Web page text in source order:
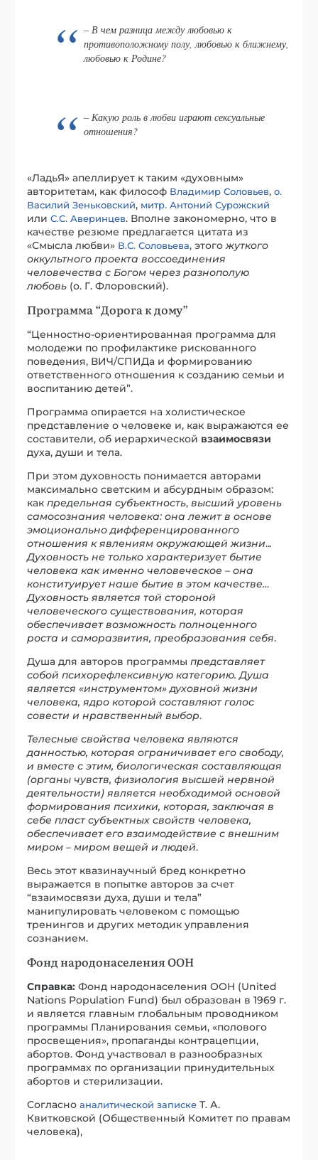
– В чем разница между любовью к
противоположному полу, любовью к ближнему,
любовью к Родине?
– Какую роль в любви играют сексуальные
отношения?
«ЛадьЯ» апеллирует к таким «духовным»
авторитетам, как философ Владимир Соловьев,о.
Василий Зеньковский, митр. Антоний Сурожский
илиС.С. Аверинцев. Вполне закономерно, что в
качестве резюме предлагается цитата из
«Смысла любви» В.С. Соловьева, этогожуткого
оккультного проекта воссоединения
человечества с Богом через разнополую
любовь (о. Г. Флоровский).
Программа “Дорога к дому”
“Ценностно-ориентированная программа для
молодежи по профилактике рискованного
поведения, ВИЧ/СПИДа и формированию
ответственного отношения к созданию семьи и
воспитанию детей”.
Программа опирается на холистическое
представление о человеке и, как выражаются ее
составители, об иерархической взаимосвязи
духа, души и тела.
При этом духовность понимается авторами
максимально светским и абсурдным образом:
какпредельная субъектность,высший уровень
самосознания человека: она лежит в основе
эмоционально дифференцированного
отношения к явлениям окружающей жизни...
Духовность не только характеризует бытие
человека как именно человеческое – она
конституирует наше бытие в этом качестве…
Духовность является той стороной
человеческого существования, которая
обеспечивает возможность полноценного
роста и саморазвития, преобразования себя.
Душа для авторов программыпредставляет
собой психорефлексивную категорию. Душа
является «инструментом» духовной жизни
человека, ядро которой составляют голос
совести и нравственный выбор.
Телесные свойства человека являются
данностью, которая ограничивает его свободу,
и вместе с этим, биологическая составляющая
(органы чувств, физиология высшей нервной
деятельности) является необходимой основой
формирования психики, которая, заключая в
себе пласт субъектных свойств человека,
обеспечивает его взаимодействие с внешним
миром – миром вещей и людей.
Весь этот квазинаучный бред конкретно
выражается в попытке авторов за счет
“взаимосвязи духа, души и тела”
манипулировать человеком с помощью
тренингов и других методик управления
сознанием.
Фонд народонаселения ООН
Справка: Фонд народонаселения ООН (United
Nations Population Fund) был образован в 1969 г.
и является главным глобальным проводником
программы Планирования семьи, «полового
просвещения», пропаганды контрацепции,
абортов. Фонд участвовал в разнообразных
программах по организации принудительных
абортов и стерилизации.
Согласноаналитической записке Т. А.
Квитковской (Общественный Комитет по правам
человека),